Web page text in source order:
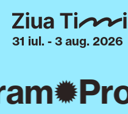
31 iul. - 3 aug. 2026